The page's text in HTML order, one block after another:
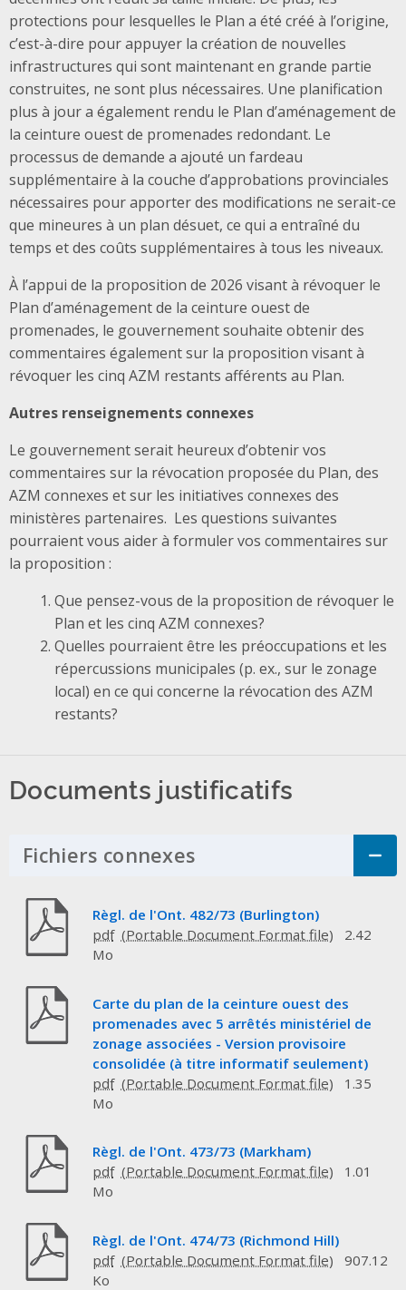
protections pour lesquelles le Plan a été créé à l’origine,
c’est-à-dire pour appuyer la création de nouvelles
infrastructures qui sont maintenant en grande partie
construites, ne sont plus nécessaires. Une planification
plus à jour a également rendu le Plan d’aménagement de
la ceinture ouest de promenades redondant. Le
processus de demande a ajouté un fardeau
supplémentaire à la couche d’approbations provinciales
nécessaires pour apporter des modifications ne serait-ce
que mineures à un plan désuet, ce qui a entraîné du
temps et des coûts supplémentaires à tous les niveaux.
À l’appui de la proposition de 2026 visant à révoquer le
Plan d’aménagement de la ceinture ouest de
promenades, le gouvernement souhaite obtenir des
commentaires également sur la proposition visant à
révoquer les cinq AZM restants afférents au Plan.
Autres renseignements connexes
Le gouvernement serait heureux d’obtenir vos
commentaires sur la révocation proposée du Plan, des
AZM connexes et sur les initiatives connexes des
ministères partenaires. Les questions suivantes
pourraient vous aider à formuler vos commentaires sur
la proposition :
Que pensez-vous de la proposition de révoquer le
Plan et les cinq AZM connexes?
Quelles pourraient être les préoccupations et les
répercussions municipales (p. ex., sur le zonage
local) en ce qui concerne la révocation des AZM
restants?
Documents justificatifs
Fichiers connexes Click to Expand
Règl. de l'Ont. 482/73 (Burlington)
pdf
2.42
Mo
Carte du plan de la ceinture ouest des
promenades avec 5 arrêtés ministériel de
zonage associées - Version provisoire
consolidée (à titre informatif seulement)
pdf
1.35
Mo
Règl. de l'Ont. 473/73 (Markham)
pdf
1.01
Mo
Règl. de l'Ont. 474/73 (Richmond Hill)
pdf
907.12
Ko